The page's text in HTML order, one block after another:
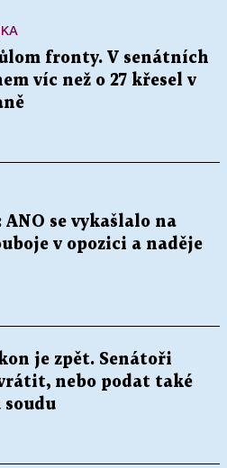
fronty. V senátních
víc než o 27 křesel v
se vykašlalo na
v opozici a naděje
je zpět. Senátoři
nebo podat také